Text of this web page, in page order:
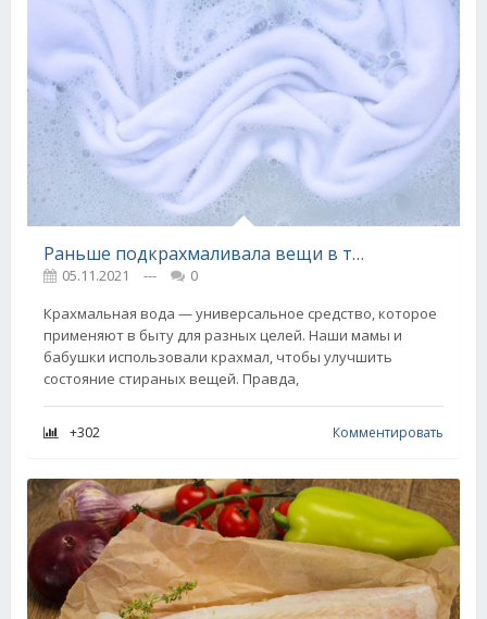
Раньше подкрахмаливала вещи в тазике, но дочка научила проделывать всё прямо в стиральной машинке
05.11.2021 ---
0
Крахмальная вода — универсальное средство, которое
применяют в быту для разных целей. Наши мамы и
бабушки использовали крахмал, чтобы улучшить
состояние стираных вещей. Правда,
+302 Комментировать